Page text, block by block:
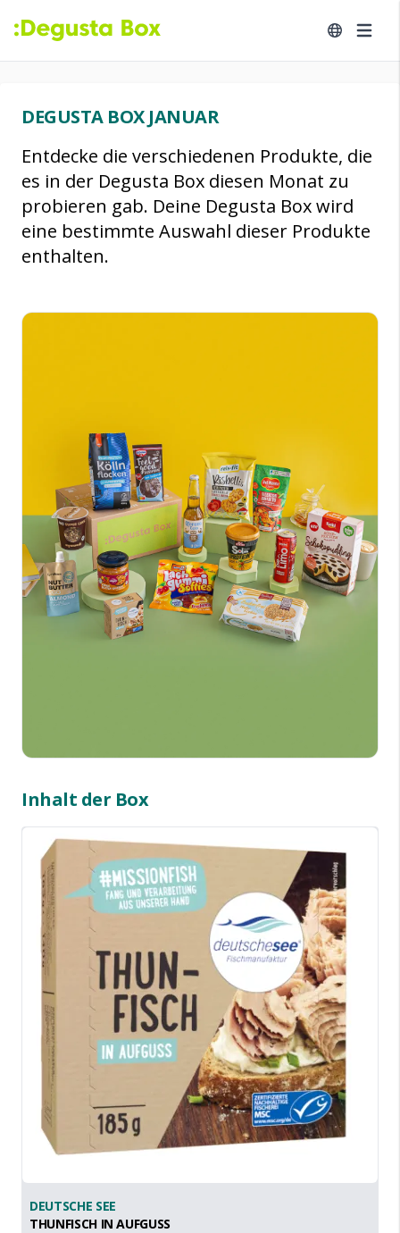
DEGUSTA BOX JANUAR
Entdecke die verschiedenen Produkte, die
es in der Degusta Box diesen Monat zu
probieren gab. Deine Degusta Box wird
eine bestimmte Auswahl dieser Produkte
enthalten.
Inhalt der Box
DEUTSCHE SEE
THUNFISCH IN AUFGUSS